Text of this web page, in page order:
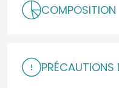
COMPOSITION
PRÉCAUTIONS